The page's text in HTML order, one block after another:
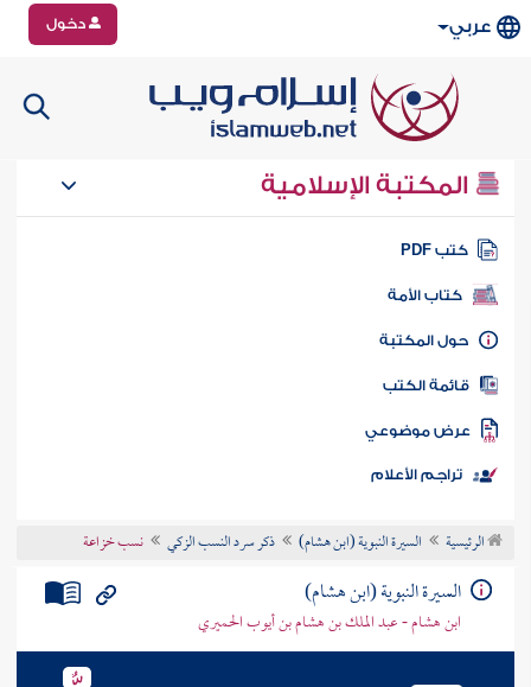
عربي دخول
المكتبة الإسلامية
كتب PDF
كتاب الأمة
المكتبة
الكتب
موضوعي
تراجم الأعلام
الرئيسية السيرة النبوية (ابن هشام) ذكر سرد النسب الزكي نسب خزاعة
السيرة النبوية (ابن هشام)
ابن هشام - عبد الملك بن هشام بن أيوب الحميري